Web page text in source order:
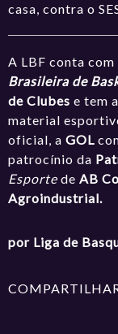
casa, contra o
A LBF conta com
Brasileira de
de Clubese tem
material
oficial, aGOL
patrocínio da
Esporte deAB
Agroindustrial.
por Liga de